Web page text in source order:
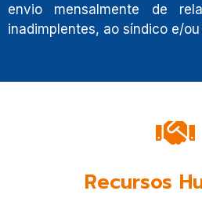
envio mensalmente de
inadimplentes, ao síndico e/
Recursos